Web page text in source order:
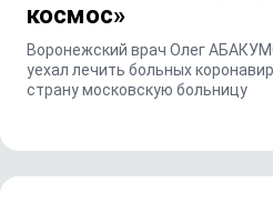
космос»
Воронежский врач Олег
уехал лечить больных
страну московскую больницу